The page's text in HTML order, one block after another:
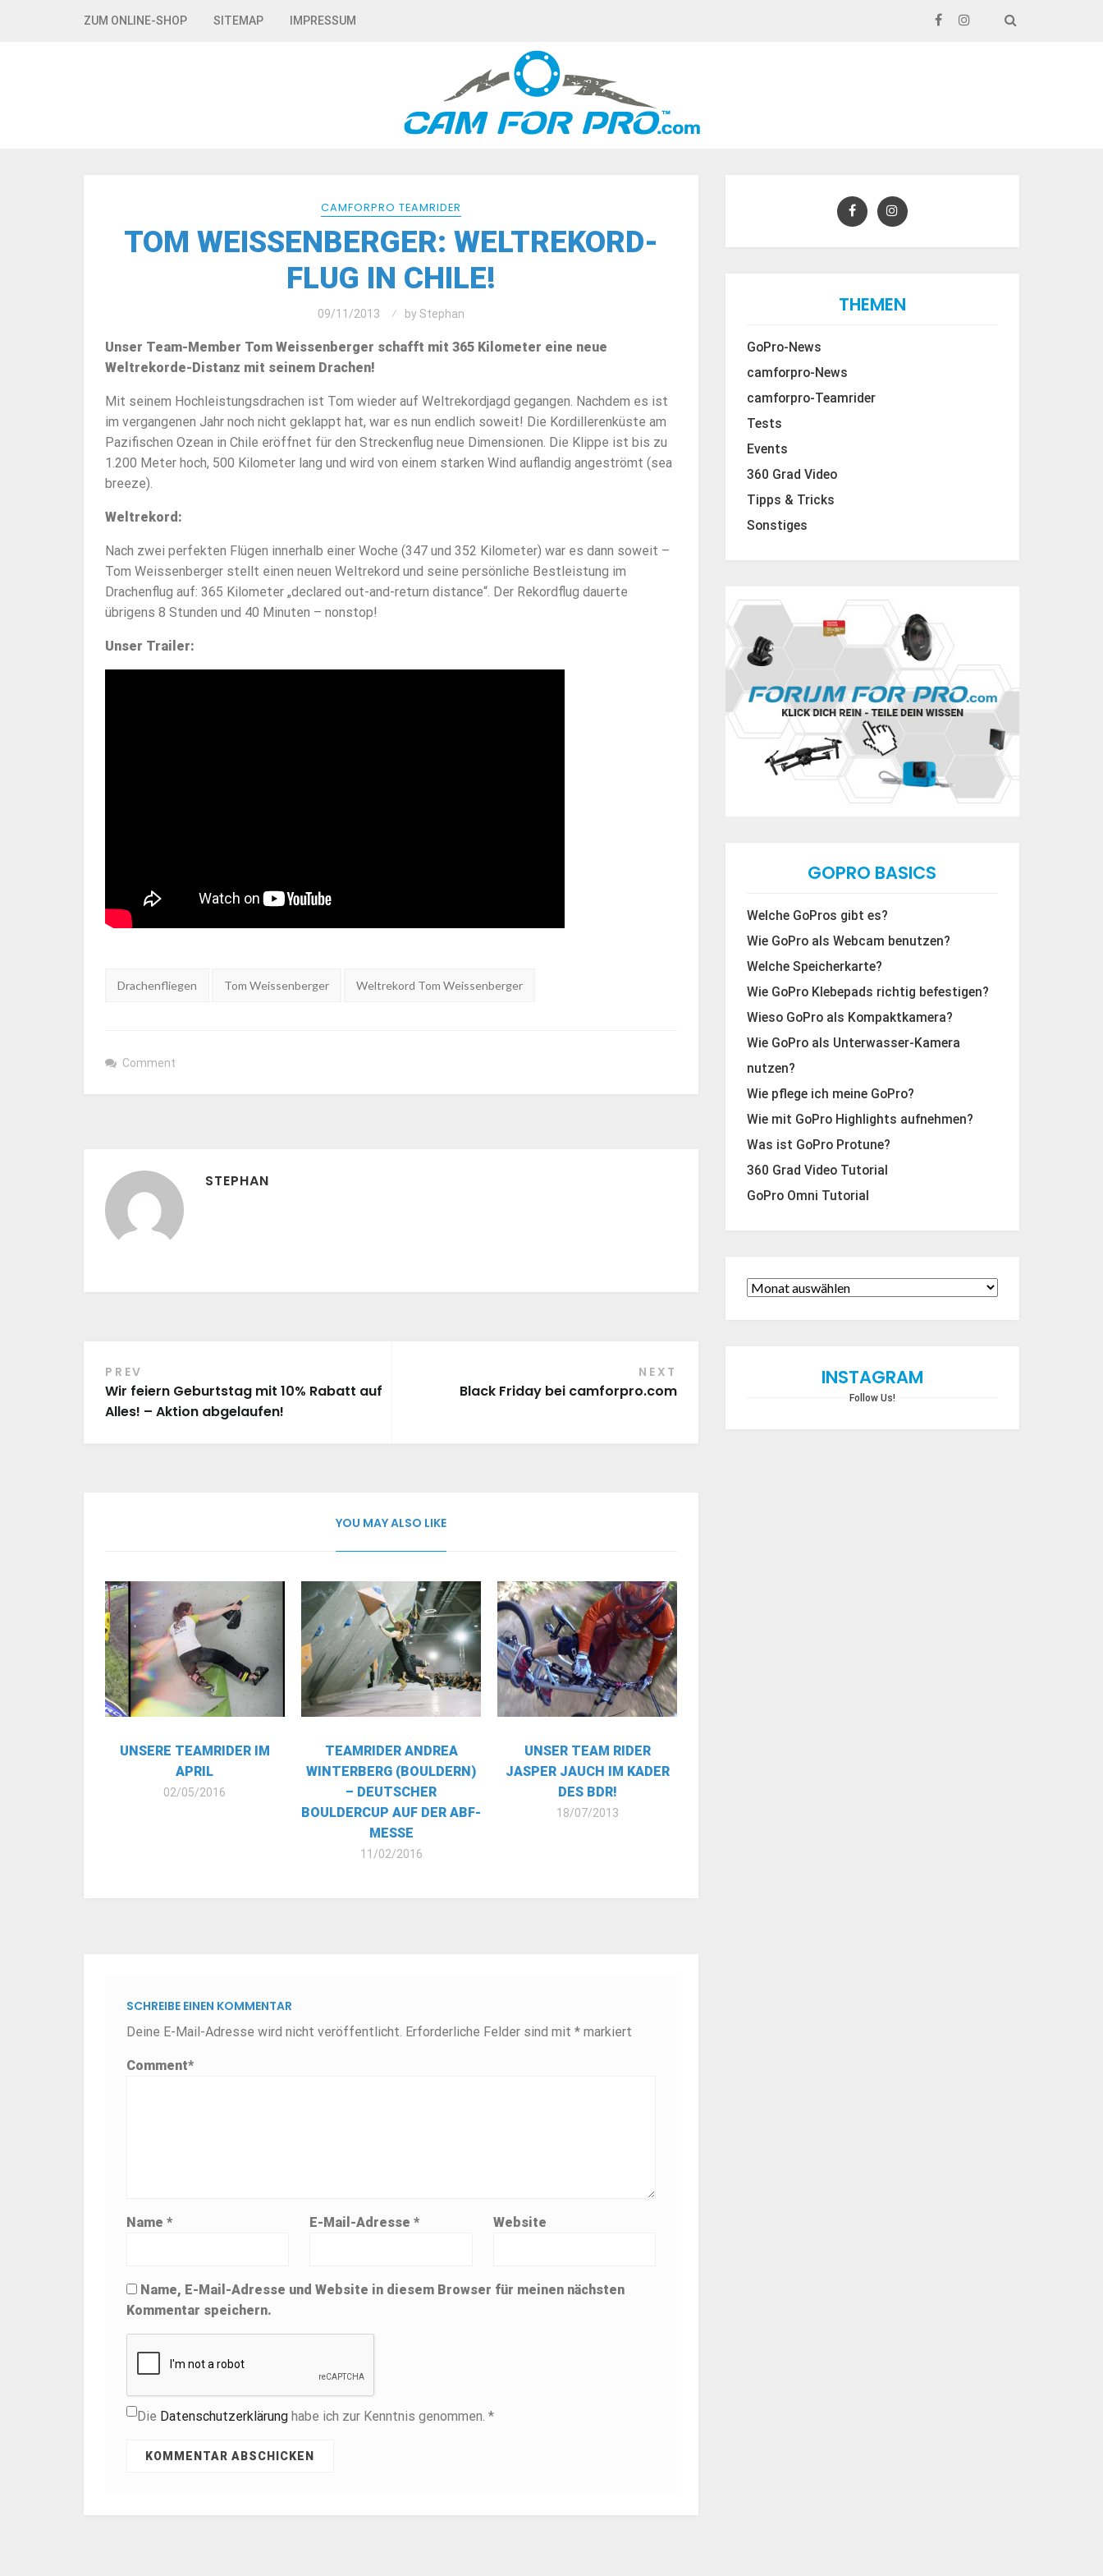
ZUM ONLINE-SHOP SITEMAP IMPRESSUM SEARCH
CAMFORPRO TEAMRIDER
TOM WEISSENBERGER: WELTREKORD-
FLUG IN CHILE!
09/11/2013 byStephan
Unser Team-Member Tom Weissenberger schafft mit 365 Kilometer eine neue
Weltrekorde-Distanz mit seinem Drachen!
Mit seinem Hochleistungsdrachen ist Tom wieder auf Weltrekordjagd gegangen. Nachdem es ist
im vergangenen Jahr noch nicht geklappt hat, war es nun endlich soweit! Die Kordillerenküste am
Pazifischen Ozean in Chile eröffnet für den Streckenflug neue Dimensionen. Die Klippe ist bis zu
1.200 Meter hoch, 500 Kilometer lang und wird von einem starken Wind auflandig angeströmt (sea
breeze).
Weltrekord:
Nach zwei perfekten Flügen innerhalb einer Woche (347 und 352 Kilometer) war es dann soweit –
Tom Weissenberger stellt einen neuen Weltrekord und seine persönliche Bestleistung im
Drachenflug auf: 365 Kilometer „declared out-and-return distance“. Der Rekordflug dauerte
übrigens 8 Stunden und 40 Minuten – nonstop!
Unser Trailer:
Tags:
Drachenfliegen Tom Weissenberger Weltrekord Tom Weissenberger
Comment
STEPHAN
Beitragsnavigation
PREV
Wir feiern Geburtstag mit 10% Rabatt auf
Alles! – Aktion abgelaufen!
NEXT
Black Friday bei camforpro.com
YOU MAY ALSO LIKE
UNSERE TEAMRIDER IM
APRIL
02/05/2016
TEAMRIDER ANDREA
WINTERBERG (BOULDERN)
– DEUTSCHER
BOULDERCUP AUF DER ABF-
MESSE
11/02/2016
UNSER TEAM RIDER
JASPER JAUCH IM KADER
DES BDR!
18/07/2013
SCHREIBE EINEN KOMMENTAR
Deine E-Mail-Adresse wird nicht veröffentlicht. Erforderliche Felder sind mit *markiert
Comment*
Name * E-Mail-Adresse* Website
Name, E-Mail-Adresse und Website in diesem Browser für meinen nächsten
Kommentar speichern.
Die Datenschutzerklärung habe ich zur Kenntnis genommen. *
THEMEN
GoPro-News
camforpro-News
camforpro-Teamrider
Tests
Events
360 Grad Video
Tipps & Tricks
Sonstiges
GOPRO BASICS
Welche GoPros gibt es?
Wie GoPro als Webcam benutzen?
Welche Speicherkarte?
Wie GoPro Klebepads richtig befestigen?
Wieso GoPro als Kompaktkamera?
Wie GoPro als Unterwasser-Kamera
nutzen?
Wie pflege ich meine GoPro?
Wie mit GoPro Highlights aufnehmen?
Was ist GoPro Protune?
360 Grad Video Tutorial
GoPro Omni Tutorial
INSTAGRAM
Follow Us!